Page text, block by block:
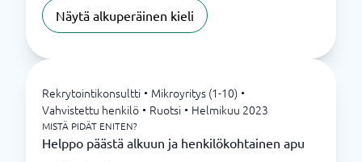
Näytä alkuperäinen kieli
Rekrytointikonsultti • Mikroyritys (1-10) •
Vahvistettu henkilö • Ruotsi • Helmikuu 2023
MISTÄ PIDÄT ENITEN?
Helppo päästä alkuun ja henkilökohtainen apu